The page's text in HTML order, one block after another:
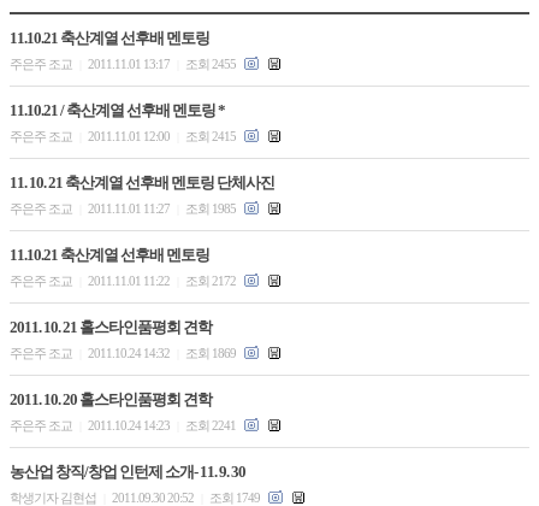
11.10.21 축산계열 선후배 멘토링
주은주 조교 2011.11.01 13:17 조회 2455
11.10.21 / 축산계열 선후배 멘토링 *
주은주 조교 2011.11.01 12:00 조회 2415
11. 10. 21 축산계열 선후배 멘토링 단체사진
주은주 조교 2011.11.01 11:27 조회 1985
11.10.21 축산계열 선후배 멘토링
주은주 조교 2011.11.01 11:22 조회 2172
2011. 10. 21 홀스타인품평회 견학
주은주 조교 2011.10.24 14:32 조회 1869
2011. 10. 20 홀스타인품평회 견학
주은주 조교 2011.10.24 14:23 조회 2241
농산업 창직/창업 인턴제 소개- 11. 9. 30
학생기자 김현섭 2011.09.30 20:52 조회 1749